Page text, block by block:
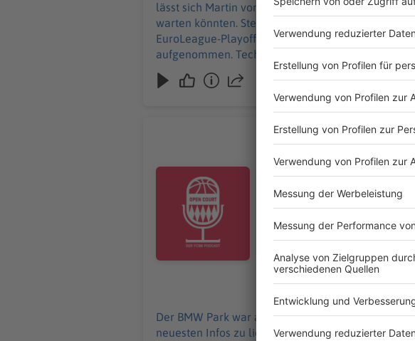
lässt sich Martin von Steffen erklären, bevor sie
warten könnten. Steffen sagt, was er von Play-Ins
EuroLeague-Playoffs gibt es ebenfalls - in der neuen Folge OPEN
Audiotitel - OPEN COURT - Frischer geht’s nicht!
OPEN COURT - Frischer
Der BMW Park war am
um Euch die neuesten Infos
natürlich auch zum
internationalen Spiel in der
Turnier dabei und hat die
gleich doppelt in den Playoffs stehen.
Der BMW Park war am Dienstagabend noch nicht
neuesten Infos zu liefern: Nicht nur zum